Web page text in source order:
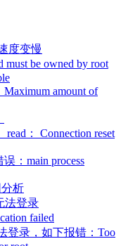
度变慢
must be owned by root
amount of
read： Connection reset
：main process
析
法登录
failed
登录，如下报错：Too